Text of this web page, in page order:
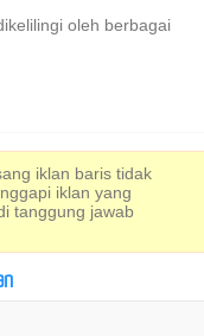
oleh berbagai
iklan baris tidak
iklan yang
tanggung jawab